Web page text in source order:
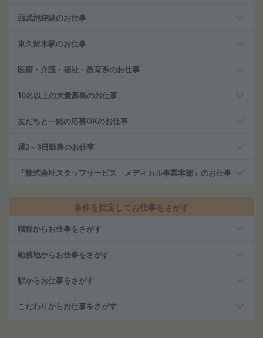
西武池袋線のお仕事
東久留米駅のお仕事
医療・介護・福祉・教育系のお仕事
10名以上の大量募集のお仕事
友だちと一緒の応募OKのお仕事
週2～3日勤務のお仕事
「株式会社スタッフサービス メディカル事業本部」のお仕事
条件を指定してお仕事をさがす
職種からお仕事をさがす
勤務地からお仕事をさがす
駅からお仕事をさがす
こだわりからお仕事をさがす